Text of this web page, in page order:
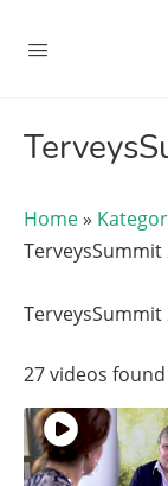
Home»
TerveysSummit
27 videos found